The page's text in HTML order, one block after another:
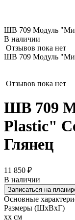
ШВ 709 Модуль
В наличии
Отзывов пока нет
ШВ 709 Модуль
Отзывов пока нет
ШВ 709
Plastic"
Глянец
11 850 ₽
В наличии
Записаться на
Основные
Размеры (ШхВхГ)
xx см